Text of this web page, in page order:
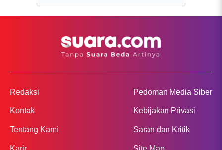
Redaksi
Kontak
Tentang Kami
Pedoman Media Siber
Kebijakan Privasi
Saran dan Kritik